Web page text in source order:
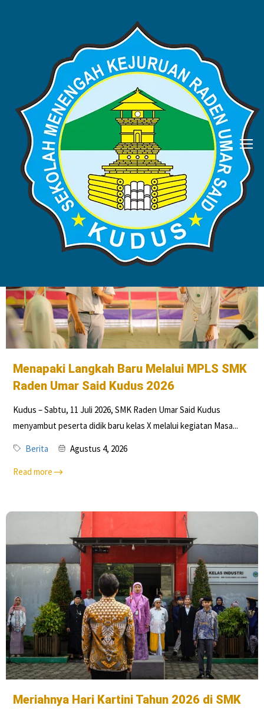
Jurnalistik SMK
Raden Umar Said
Kudus
HomeAuthor: Jurnalistik SMK Raden Umar Said Kudus
Showing 1 - 10 of 41 results
Menapaki Langkah Baru Melalui MPLS SMK
Raden Umar Said Kudus 2026
Kudus – Sabtu, 11 Juli 2026, SMK Raden Umar Said Kudus
menyambut peserta didik baru kelas X melalui kegiatan Masa...
Berita Agustus 4, 2026
Read more
Meriahnya Hari Kartini Tahun 2026 di SMK